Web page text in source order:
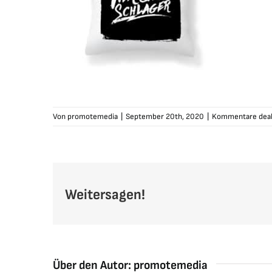
Von promotemedia September 20th, 2020 Kommentare
Weitersagen!
Über den Autor: promotemedia